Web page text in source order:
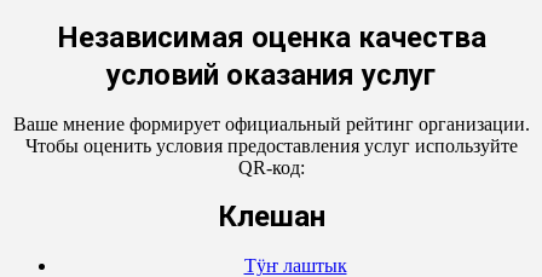
Независимая оценка качества
условий оказания услуг
Ваше мнение формирует официальный рейтинг организации.
Чтобы оценить условия предоставления услуг используйте
QR-код:
Кӱлешан
Тӱҥ лаштык